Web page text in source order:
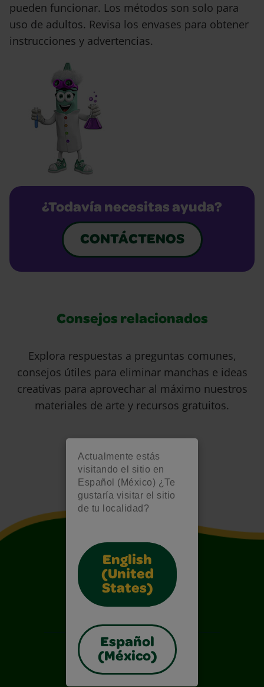
Actualmente estás
visitando el sitio en
Español (México) ¿Te
gustaría visitar el sitio
de tu localidad?
English
(United
States)
Español
(México)
pueden funcionar. Los métodos son solo para
uso de adultos. Revisa los envases para obtener
instrucciones y advertencias.
¿Todavía necesitas ayuda?
CONTÁCTENOS
Consejos relacionados
Explora respuestas a preguntas comunes,
consejos útiles para eliminar manchas e ideas
creativas para aprovechar al máximo nuestros
materiales de arte y recursos gratuitos.